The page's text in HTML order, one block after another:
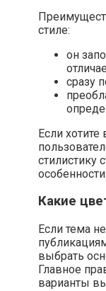
стиле:
он
сразу
Если
стилистику
особенности.
Какие
Если тема
выбрать
Главное
варианты